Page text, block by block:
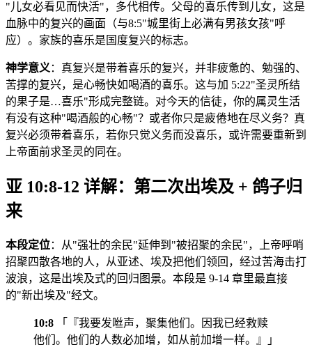
"儿女必看见而快活"，多代相传。父母的喜乐传到儿女，这是
血脉中的复兴的画面（与8:5"城里街上必满有男孩女孩"呼
应）。家族的喜乐是国度复兴的标志。
神学意义：真复兴是带着喜乐的复兴，并非疲惫的、勉强的、
苦撑的复兴，是心畅快如喝酒的喜乐。这与加 5:22"圣灵所结
的果子是…喜乐"形成完整链。对今天的信徒，你的属灵生活
有没有这种"喝酒般的心畅"？或者你只是疲倦地在尽义务？真
复兴必须带着喜乐，若你只觉义务而没喜乐，或许需要重新到
上帝面前求圣灵的同在。
亚 10:8-12 详解：第二次出埃及 + 鸽子归
来
本段定位：从"强壮的余民"延伸到"被招聚的余民"，上帝呼哨
招聚四散各地的人，从亚述、埃及把他们领回，经过苦海击打
波浪，这是出埃及式的回归图景。本段是 9-14 章里最直接
的"新出埃及"经文。
10:8 「『我要发咝声，聚集他们。因我已经救赎
他们。他们的人数必加增，如从前加增一样。』」